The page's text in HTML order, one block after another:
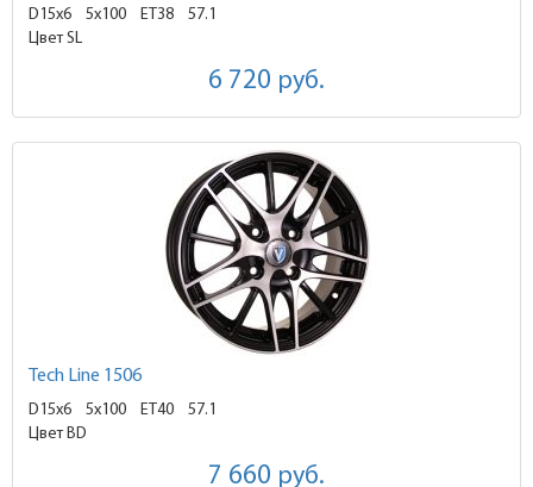
D15x6 5x100 ET38
57.1
Цвет SL
6 720 руб.
Tech Line 1506
D15x6 5x100 ET40
57.1
Цвет BD
7 660 руб.